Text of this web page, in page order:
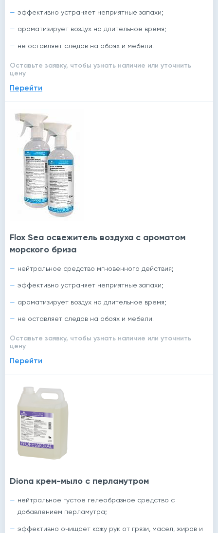
эффективно устраняет неприятные запахи;
ароматизирует воздух на длительное время;
не оставляет следов на обоях и мебели.
Оставьте заявку, чтобы узнать наличие или уточнить
цену
Перейти
Flox Sea освежитель воздуха с ароматом
морского бриза
нейтральное средство мгновенного действия;
эффективно устраняет неприятные запахи;
ароматизирует воздух на длительное время;
не оставляет следов на обоях и мебели.
Оставьте заявку, чтобы узнать наличие или уточнить
цену
Перейти
Diona крем-мыло с перламутром
нейтральное густое гелеобразное средство с
добавлением перламутра;
эффективно очищает кожу рук от грязи, масел, жиров и